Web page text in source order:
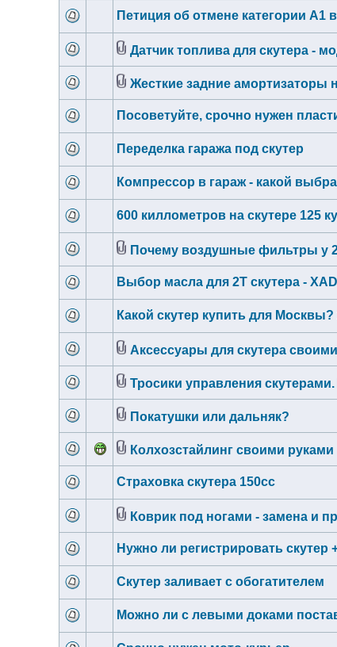
Петиция об отмене категории А1
Датчик топлива для скутера -
Жесткие задние амортизаторы
Посоветуйте, срочно нужен
Переделка гаража под скутер
Компрессор в гараж - какой
600 киллометров на скутере 125
Почему воздушные фильтры у
Выбор масла для 2Т скутера -
Какой скутер купить для Москвы?
Аксессуары для скутера
Тросики управления
Покатушки или дальняк?
Колхозстайлинг своими руками
Страховка скутера 150сс
Коврик под ногами - замена и
Нужно ли регистрировать скутер
Скутер заливает с обогатителем
Можно ли с левыми доками